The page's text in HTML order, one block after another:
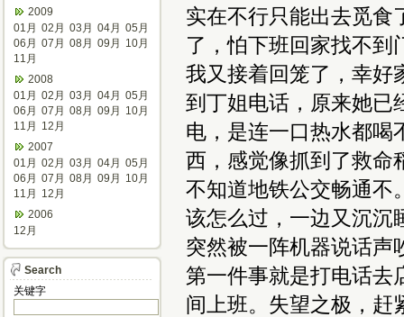
实在不行只能出去觅食
了，怕下班回家找不到
我又接着回笼了，幸好
到丁姐电话，原来她已
电，是连一口热水都喝
西，感觉像抓到了救命
不知道地铁公交畅通不
该怎么过，一边又沉沉
突然被一阵机器说话声
第一件事就是打电话去
间上班。失望之极，赶
2009
01月 02月 03月 04月 05月
06月 07月 08月 09月
10月
11月
2008
01月 02月 03月 04月 05月
06月 07月 08月 09月
10月
11月
12月
2007
01月 02月 03月 04月 05月
06月 07月 08月 09月
10月
11月
12月
2006
12月
Search
关键字